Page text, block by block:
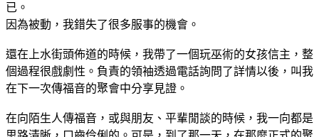
已。
因為被動，我錯失了很多服事的機會。
還在上水街頭佈道的時候，我帶了一個玩巫術的女孩信主，整
個過程很戲劇性。負責的領袖透過電話詢問了詳情以後，叫我
在下一次傳福音的聚會中分享見證。
在向陌生人傳福音，或與朋友、平輩閒談的時候，我一向都是